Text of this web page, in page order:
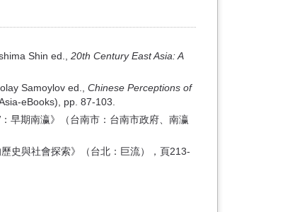
Shin ed., 20th Century East Asia: A
Samoylov ed., Chinese Perceptions of
eBooks), pp. 87-103.
早期南瀛》（台南市：台南市政府、南瀛
史與社會探索》（台北：巨流），頁213-